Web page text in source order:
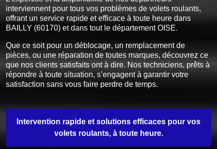
interviennent pour tous vos problèmes de volets roulants,
offrant un service rapide et efficace à toute heure dans
BAILLY (60170) et dans tout le département OISE.
Que ce soit pour un déblocage, un remplacement de
pièces, ou une réparation de toutes marques, découvrez ce
que nos clients satisfaits ont à dire. Nos techniciens, prêts à
répondre à toute situation, s’engagent à garantir votre
satisfaction sans vous faire perdre de temps.
Intervention rapide et solutions efficaces pour vos
volets roulants, à toute heure.